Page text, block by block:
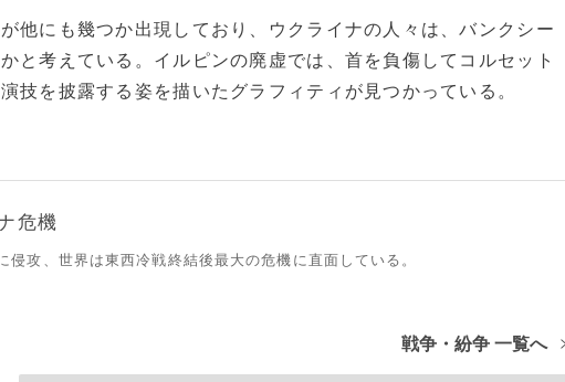
他にも幾つか出現しており、ウクライナの人々は、バンクシー
と考えている。イルピンの廃虚では、首を負傷してコルセット
技を披露する姿を描いたグラフィティが見つかっている。
危機
侵攻、世界は東西冷戦終結後最大の危機に直面している。
戦争・紛争 一覧へ